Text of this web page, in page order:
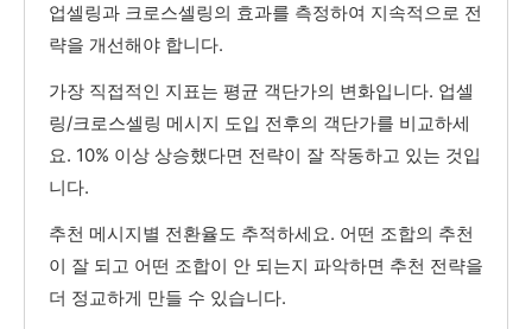
업셀링과 크로스셀링의 효과를 측정하여 지속적으로 전
략을 개선해야 합니다.
가장 직접적인 지표는 평균 객단가의 변화입니다. 업셀
링/크로스셀링 메시지 도입 전후의 객단가를 비교하세
요. 10% 이상 상승했다면 전략이 잘 작동하고 있는 것입
니다.
추천 메시지별 전환율도 추적하세요. 어떤 조합의 추천
이 잘 되고 어떤 조합이 안 되는지 파악하면 추천 전략을
더 정교하게 만들 수 있습니다.